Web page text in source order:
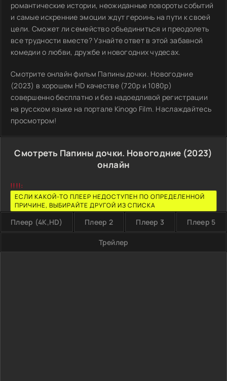
романтические истории, неожиданные повороты событий
и самые искренние эмоции ждут героинь на пути к своей
цели. Сможет ли семейство объединиться и преодолеть
все трудности вместе? Узнайте ответ в этой забавной
комедии о любви, дружбе и новогодних чудесах.
Смотрите онлайн фильм Папины дочки. Новогодние
(2023) в хорошем HD качестве (720p и 1080p)
совершенно бесплатно и без надоедливой регистрации
на русском языке на портале Kinogo Film. Наслаждайтесь
просмотром!
Смотреть Папины дочки. Новогодние (2023)
онлайн
!!!!:
ЕСЛИ КАКОЙ-ТО ПЛЕЕР НЕДОСТУПЕН ПО ОПРЕДЕЛЕННОЙ
ПРИЧИНЕ, ВЫБИРАЙТЕ ДРУГОЙ ИЗ СПИСКА
Плеер (4K,HD) Плеер 2 Плеер 3 Плеер 5
Трейлер